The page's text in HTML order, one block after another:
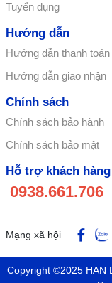
Tuyển dụng
Hướng dẫn
Hướng dẫn thanh toán
Hướng dẫn giao nhận
Chính sách
Chính sách bảo hành
Chính sách bảo mật
Hỗ trợ khách hàng
0938.661.706
Mạng xã hội
Copyright ©2025 HAN